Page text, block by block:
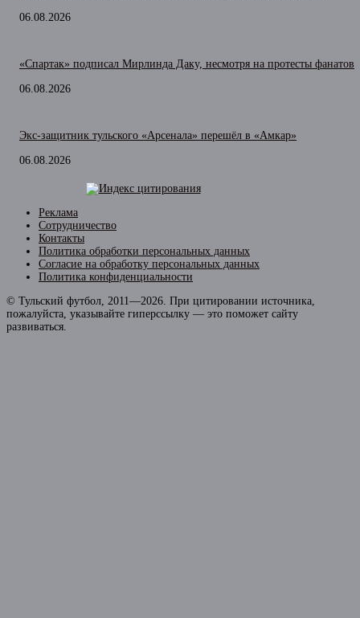
06.08.2026
«Спартак» подписал Мирлинда Даку, несмотря на протесты фанатов
06.08.2026
Экс-защитник тульского «Арсенала» перешёл в «Амкар»
06.08.2026
Реклама
Сотрудничество
Контакты
Политика обработки персональных данных
Согласие на обработку персональных данных
Политика конфиденциальности
© Тульский футбол, 2011—2026. При цитировании источника,
пожалуйста, указывайте гиперссылку — это поможет сайту
развиваться.